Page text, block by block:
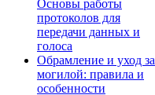
Основы работы
протоколов для
передачи данных и
голоса
Обрамление и уход за
могилой: правила и
особенности